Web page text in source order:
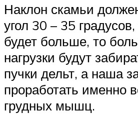
Наклон скамьи
угол 30 – 35
будет больше, то
нагрузки будут
пучки дельт, а наша
проработать именно
грудных мышц.